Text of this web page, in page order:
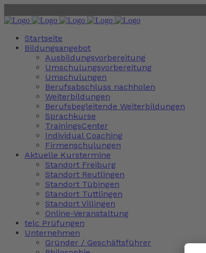
Startseite
Bildungsangebot
Ausbildungsvorbereitung
Umschulungsvorbereitung
Umschulungen
Berufsabschluss nachholen
Weiterbildungen
Berufsbegleitende Weiterbildungen
Sprachkurse
TrainingsCenter
Individual Coaching
Firmenschulungen
Aktuelle Kurstermine
Standort Freiburg
Standort Reutlingen
Standort Tübingen
Standort Tuttlingen
Standort Villingen
Online-Veranstaltung
telc Prüfungen
Unternehmen
Gründer / Geschäftsführer